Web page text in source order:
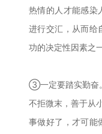
热情的人才能感染
进行交汇，从而给
功的决定性因素之一
③一定要踏实勤奋。
不拒微末，善于从
事做好了，才可能